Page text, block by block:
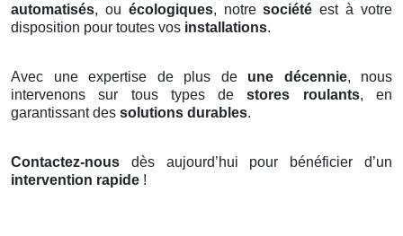
automatisés, ou écologiques, notresociété est à votre
disposition pour toutes vos installations.
Avec une expertise de plus de une décennie, nous
intervenons sur tous types destores roulants, en
garantissant des solutions durables.
Contactez-nous dès aujourd’hui pour bénéficier d’un
intervention rapide !